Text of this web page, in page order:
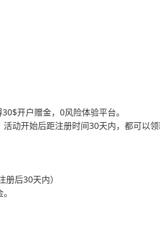
开户赠金，0风险体验平台。
动开始后距注册时间30天内，都可以领
后30天内）